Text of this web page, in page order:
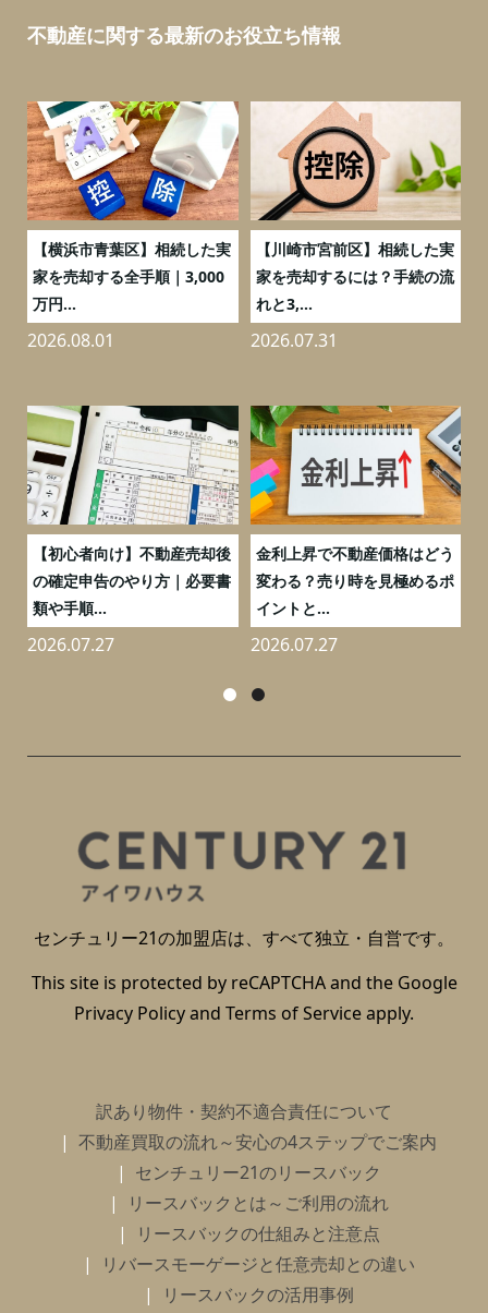
不動産に関する最新のお役立ち情報
【横浜市青葉区】相続した実
家を売却する全手順｜3,000
万円...
2026.08.01
【川崎市宮前区】相続した実
家を売却するには？手続の流
れと3,...
2026.07.31
【初心者向け】不動産売却後
の確定申告のやり方｜必要書
類や手順...
2026.07.27
金利上昇で不動産価格はどう
変わる？売り時を見極めるポ
イントと...
2026.07.27
センチュリー21の加盟店は、すべて独立・自営です。
This site is protected by reCAPTCHA and the Google
Privacy Policyand Terms of Serviceapply.
訳あり物件・契約不適合責任について
不動産買取の流れ～安心の4ステップでご案内
センチュリー21のリースバック
リースバックとは～ご利用の流れ
リースバックの仕組みと注意点
リバースモーゲージと任意売却との違い
リースバックの活用事例